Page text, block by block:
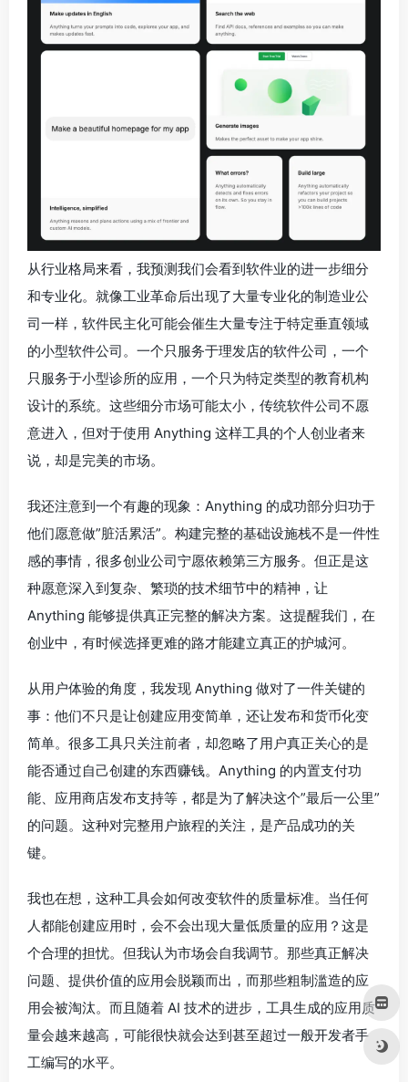
从行业格局来看，我预测我们会看到软件业的进一步细分
和专业化。就像工业革命后出现了大量专业化的制造业公
司一样，软件民主化可能会催生大量专注于特定垂直领域
的小型软件公司。一个只服务于理发店的软件公司，一个
只服务于小型诊所的应用，一个只为特定类型的教育机构
设计的系统。这些细分市场可能太小，传统软件公司不愿
意进入，但对于使用 Anything 这样工具的个人创业者来
说，却是完美的市场。
我还注意到一个有趣的现象：Anything 的成功部分归功于
他们愿意做”脏活累活”。构建完整的基础设施栈不是一件性
感的事情，很多创业公司宁愿依赖第三方服务。但正是这
种愿意深入到复杂、繁琐的技术细节中的精神，让
Anything 能够提供真正完整的解决方案。这提醒我们，在
创业中，有时候选择更难的路才能建立真正的护城河。
从用户体验的角度，我发现 Anything 做对了一件关键的
事：他们不只是让创建应用变简单，还让发布和货币化变
简单。很多工具只关注前者，却忽略了用户真正关心的是
能否通过自己创建的东西赚钱。Anything 的内置支付功
能、应用商店发布支持等，都是为了解决这个”最后一公里”
的问题。这种对完整用户旅程的关注，是产品成功的关
键。
我也在想，这种工具会如何改变软件的质量标准。当任何
人都能创建应用时，会不会出现大量低质量的应用？这是
个合理的担忧。但我认为市场会自我调节。那些真正解决
问题、提供价值的应用会脱颖而出，而那些粗制滥造的应
用会被淘汰。而且随着 AI 技术的进步，工具生成的应用质
量会越来越高，可能很快就会达到甚至超过一般开发者手
工编写的水平。